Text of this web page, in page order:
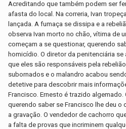
Acreditando que também podem ser
afasta do local. Na correria, Ivan
lançada. A fumaça se dissipa e a
observa Ivan morto no chão, vítima de
começam a se questionar, querendo
homicídio. O diretor da penitenciária
que eles são responsáveis pela
subornados e o malandro acabou
detetive para descobrir mais
Francisco. Ernesto é trazido algemado.
querendo saber se Francisco lhe deu
a gravação. O vendedor de cachorro
a falta de provas que incriminem